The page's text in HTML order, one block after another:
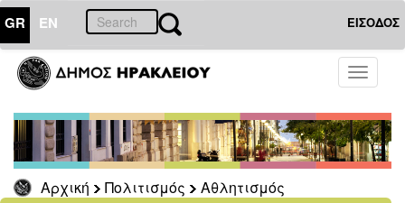
GR EN ΕΙΣΟΔΟΣ
Toggle
Αρχική Πολιτισμός Αθλητισμός
ΠΟΛΙΤΙΣΜΟΣ
Ποδήλατα